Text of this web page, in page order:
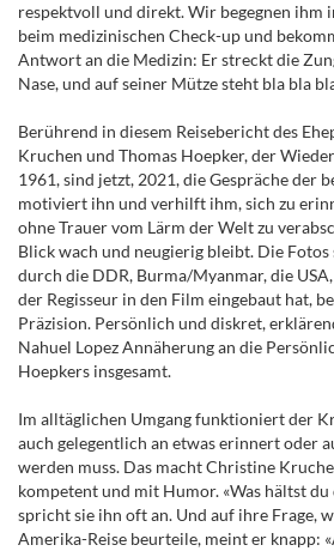
respektvoll und direkt. Wir begegnen ihm
beim medizinischen Check-up und
Antwort an die Medizin: Er streckt die
Nase, und auf seiner Mütze steht bla bla
Berührend in diesem Reisebericht des
Kruchen und Thomas Hoepker, der
1961, sind jetzt, 2021, die Gespräche der
motiviert ihn und verhilft ihm, sich zu
ohne Trauer vom Lärm der Welt zu
Blick wach und neugierig bleibt. Die
durch die DDR, Burma/Myanmar, die
der Regisseur in den Film eingebaut hat,
Präzision. Persönlich und diskret,
Nahuel Lopez Annäherung an die
Hoepkers insgesamt.
Im alltäglichen Umgang funktioniert der
auch gelegentlich an etwas erinnert oder
werden muss. Das macht Christine
kompetent und mit Humor. «Was hältst du
spricht sie ihn oft an. Und auf ihre Frage,
Amerika-Reise beurteile, meint er knapp: